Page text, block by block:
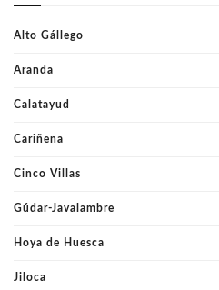
Alto Gállego
Aranda
Calatayud
Cariñena
Cinco Villas
Gúdar-Javalambre
Hoya de Huesca
Jiloca